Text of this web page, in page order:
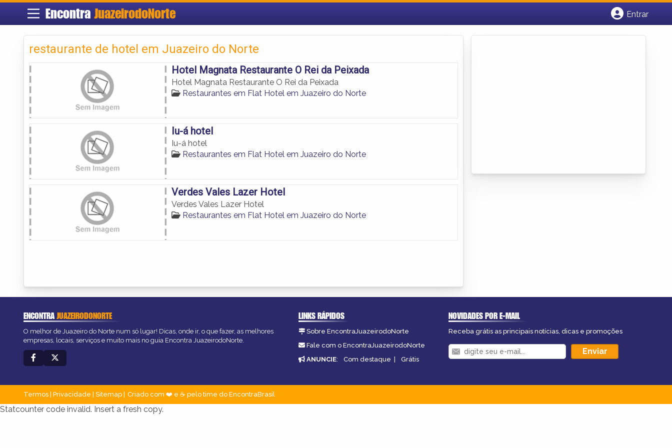
Encontra JuazeirodoNorte
Entrar
restaurante de hotel em Juazeiro do Norte
Hotel Magnata Restaurante O Rei da Peixada
Hotel Magnata Restaurante O Rei da Peixada
Restaurantes em Flat Hotel em Juazeiro do Norte
Iu-á hotel
Iu-á hotel
Restaurantes em Flat Hotel em Juazeiro do Norte
Verdes Vales Lazer Hotel
Verdes Vales Lazer Hotel
Restaurantes em Flat Hotel em Juazeiro do Norte
ENCONTRAJUAZEIRODONORTE
O melhor de Juazeiro do Norte num só lugar! Dicas, onde ir, o que fazer, as melhores
empresas, locais, serviços e muito mais no guia Encontra JuazeirodoNorte.
LINKS RÁPIDOS
Sobre EncontraJuazeirodoNorte
Fale com o EncontraJuazeirodoNorte
ANUNCIE: Com destaque | Grátis
NOVIDADES POR E-MAIL
Receba grátis as principais notícias, dicas e promoções
Termos Privacidade Sitemap Criado com ❤️ e ☕ pelo time do EncontraBrasil
Statcounter code invalid. Insert a fresh copy.